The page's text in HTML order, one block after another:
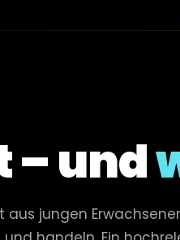
– und
jungen